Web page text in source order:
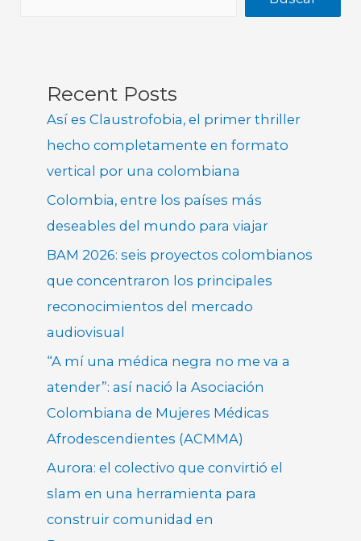
Recent Posts
Así es Claustrofobia, el primer thriller
hecho completamente en formato
vertical por una colombiana
Colombia, entre los países más
deseables del mundo para viajar
BAM 2026: seis proyectos colombianos
que concentraron los principales
reconocimientos del mercado
audiovisual
“A mí una médica negra no me va a
atender”: así nació la Asociación
Colombiana de Mujeres Médicas
Afrodescendientes (ACMMA)
Aurora: el colectivo que convirtió el
slam en una herramienta para
construir comunidad en